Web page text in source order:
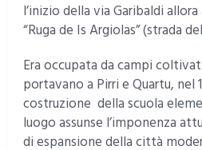
l’inizio della via Garibaldi
“Ruga de Is Argiolas” (strada
Era occupata da campi
portavano a Pirri e Quartu, nel
costruzione della scuola
luogo assunse l’imponenza
di espansione della città